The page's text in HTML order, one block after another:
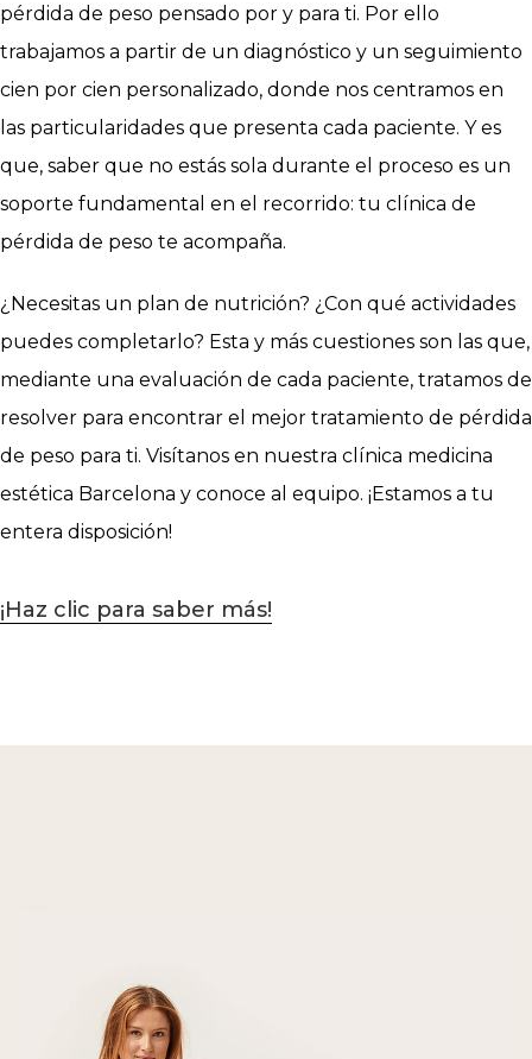
pérdida de peso pensado por y para ti. Por ello
trabajamos a partir de un diagnóstico y un seguimiento
cien por cien personalizado, donde nos centramos en
las particularidades que presenta cada paciente. Y es
que, saber que no estás sola durante el proceso es un
soporte fundamental en el recorrido: tu clínica de
pérdida de peso te acompaña.
¿Necesitas un plan de nutrición? ¿Con qué actividades
puedes completarlo? Esta y más cuestiones son las que,
mediante una evaluación de cada paciente, tratamos de
resolver para encontrar el mejor tratamiento de pérdida
de peso para ti. Visítanos en nuestra clínica medicina
estética Barcelona y conoce al equipo. ¡Estamos a tu
entera disposición!
¡Haz clic para saber más!